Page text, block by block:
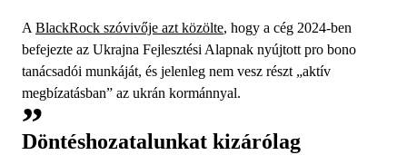
A BlackRock szóvivője azt közölte, hogy a cég 2024-ben
befejezte az Ukrajna Fejlesztési Alapnak nyújtott pro bono
tanácsadói munkáját, és jelenleg nem vesz részt „aktív
megbízatásban” az ukrán kormánnyal.
Döntéshozatalunkat kizárólag